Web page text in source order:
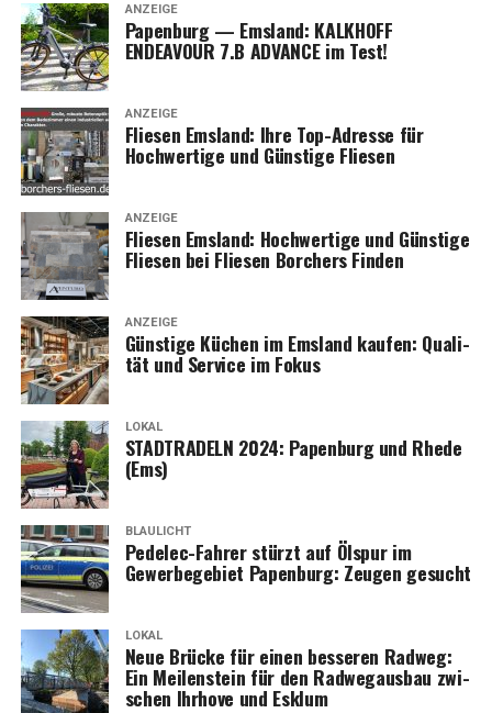
ANZEIGE
Papen­burg — Ems­land: KALKHOFF
ENDEAVOUR 7.B ADVANCE im Test!
ANZEIGE
Flie­sen Ems­land: Ihre Top-Adres­se für
Hoch­wer­ti­ge und Güns­ti­ge Fliesen
ANZEIGE
Flie­sen Ems­land: Hoch­wer­ti­ge und Güns­ti­ge
Flie­sen bei Flie­sen Bor­chers Finden
ANZEIGE
Güns­ti­ge Küchen im Ems­land kau­fen: Qua­li­
tät und Ser­vice im Fokus
LOKAL
STADTRADELN 2024: Papen­burg und Rhe­de
(Ems)
BLAULICHT
Pedelec-Fah­rer stürzt auf Ölspur im
Gewer­be­ge­biet Papen­burg: Zeu­gen gesucht
LOKAL
Neue Brü­cke für einen bes­se­ren Rad­weg:
Ein Mei­len­stein für den Rad­weg­aus­bau zwi­
schen Ihr­ho­ve und Esklum